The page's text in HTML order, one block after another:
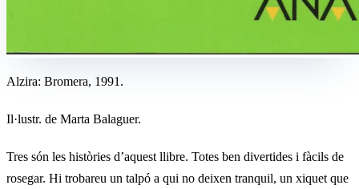
Alzira: Bromera, 1991.
Il·lustr. de Marta Balaguer.
Tres són les històries d’aquest llibre. Totes ben divertides i fàcils de
rosegar. Hi trobareu un talpó a qui no deixen tranquil, un xiquet que